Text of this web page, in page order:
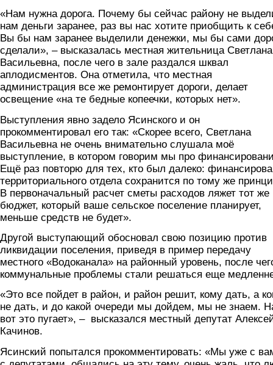
«Нам нужна дорога. Почему бы сейчас району не
нам деньги заранее, раз вы нас хотите приобщить к
Вы бы нам заранее выделили денежки, мы бы сами
сделали», – высказалась местная жительница Светлана
Васильевна, после чего в зале раздался шквал
аплодисментов. Она отметила, что местная
администрация все же ремонтирует дороги, делает
освещение «на те бедные копеечки, которых нет».
Выступления явно задело Ясинского и он
прокомментировал его так: «Скорее всего, Светлана
Васильевна не очень внимательно слушала моё
выступление, в котором говорим мы про
Ещё раз повторю для тех, кто был далеко:
территориального отдела сохранится по тому же
В первоначальный расчет сметы расходов ляжет тот же
бюджет, который ваше сельское поселение планирует,
меньше средств не будет».
Другой выступающий обосновал свою позицию против
ликвидации поселения, приведя в пример передачу
местного «Водоканала» на районный уровень, после
коммунальные проблемы стали решаться еще
«Это все пойдет в район, и район решит, кому дать, а
не дать, и до какой очереди мы дойдем, мы не знаем.
вот это пугает», – высказался местный депутат
Качинов.
Ясинский попытался прокомментировать: «Мы уже с